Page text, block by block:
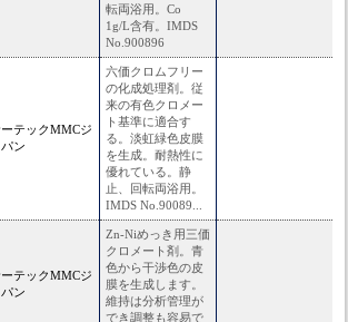
転両浴用。Co
1g/L含有。IMDS
No.900896
テックMMCジ
ン
六価クロムフリー
の化成処理剤。従
来の有色クロメー
ト基準に適合す
る。淡虹緑色皮膜
を生成。耐熱性に
優れている。静
止、回転両浴用。
IMDS No.90089...
テックMMCジ
ン
Zn-Niめっき用三価
クロメート剤。青
色から干渉色の皮
膜を生成します。
維持は分析管理が
でき調整も容易で